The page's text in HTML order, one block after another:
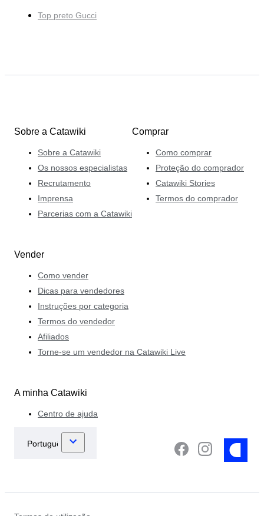
Top preto Gucci
Sobre a Catawiki
Sobre a Catawiki
Os nossos especialistas
Recrutamento
Imprensa
Parcerias com a Catawiki
Comprar
Como comprar
Proteção do comprador
Catawiki Stories
Termos do comprador
Vender
Como vender
Dicas para vendedores
Instruções por categoria
Termos do vendedor
Afiliados
Torne-se um vendedor na Catawiki Live
A minha Catawiki
Centro de ajuda